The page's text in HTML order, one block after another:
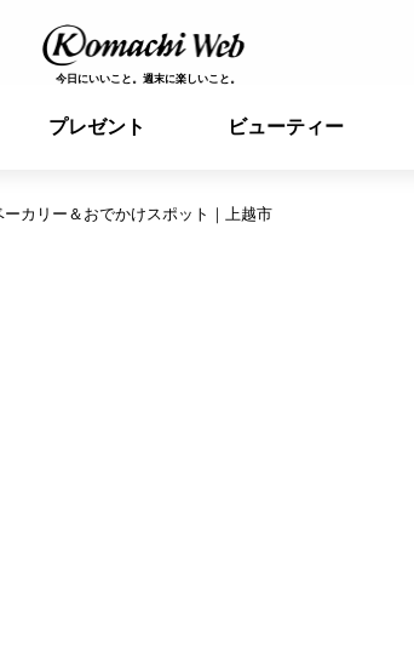
今日にいいこと。週末に楽しいこと。
プレゼント ビューティー
カリー＆おでかけスポット｜上越市